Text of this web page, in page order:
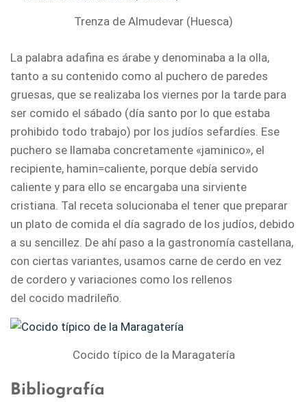
Trenza de Almudevar (Huesca)
La palabra adafina es árabe y denominaba a la olla,
tanto a su contenido como al puchero de paredes
gruesas, que se realizaba los viernes por la tarde para
ser comido el sábado (día santo por lo que estaba
prohibido todo trabajo) por los judíos sefardíes. Ese
puchero se llamaba concretamente «jaminico», el
recipiente, hamin=caliente, porque debía servido
caliente y para ello se encargaba una sirviente
cristiana. Tal receta solucionaba el tener que preparar
un plato de comida el día sagrado de los judíos, debido
a su sencillez. De ahí paso a la gastronomía castellana,
con ciertas variantes, usamos carne de cerdo en vez
de cordero y variaciones como los rellenos
del cocido madrileño.
Cocido típico de la Maragatería
Bibliografía